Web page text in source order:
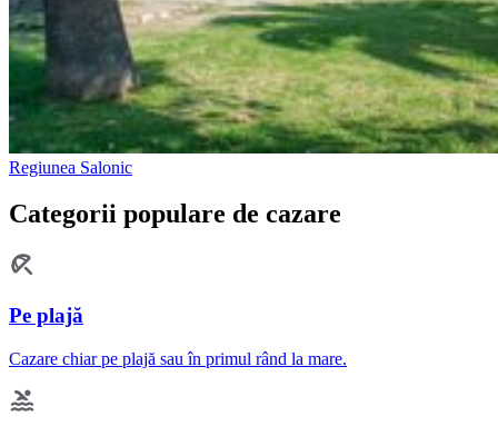
Regiunea Salonic
Categorii populare de cazare
Pe plajă
Cazare chiar pe plajă sau în primul rând la mare.